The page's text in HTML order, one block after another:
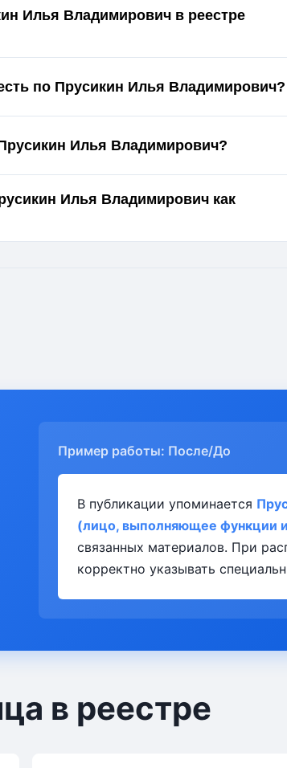
Илья Владимирович в реестре
по Прусикин Илья Владимирович?
Илья Владимирович?
Илья Владимирович как
Пример работы: После/До
В публикации упоминается
(лицо, выполняющее функции
связанных материалов. При
корректно указывать
в реестре